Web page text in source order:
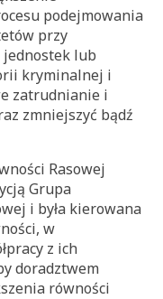
podejmowania
przy
lub
kryminalnej i
zatrudnianie i
zmniejszyć bądź
Rasowej
Grupa
i była kierowana
w
z ich
doradztwem
równości